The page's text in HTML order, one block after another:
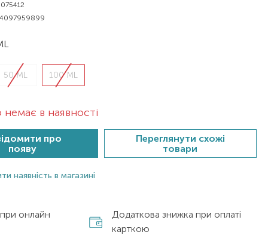
50 ML 100 ML
в наявності
про
появу
Переглянути схожі
товари
наявність в магазині
онлайн
Додаткова знижка при оплаті
карткою